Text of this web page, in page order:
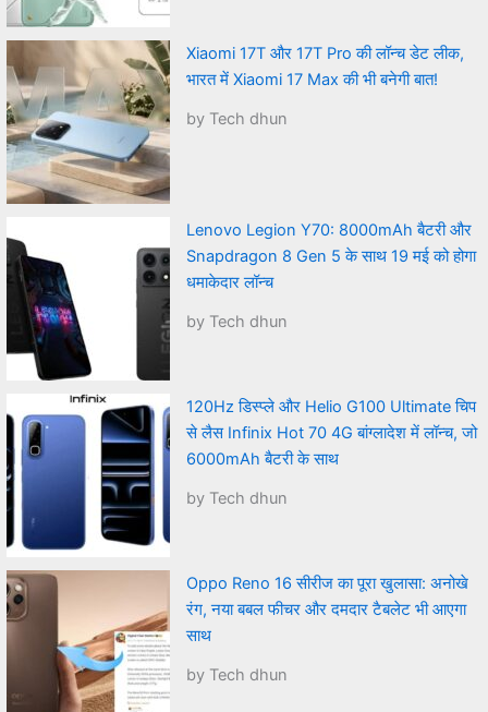
Xiaomi 17T और 17T Pro की लॉन्च डेट लीक,
भारत में Xiaomi 17 Max की भी बनेगी बात!
by Tech dhun
Lenovo Legion Y70: 8000mAh बैटरी और
Snapdragon 8 Gen 5 के साथ 19 मई को होगा
धमाकेदार लॉन्च
by Tech dhun
120Hz डिस्प्ले और Helio G100 Ultimate चिप
से लैस Infinix Hot 70 4G बांग्लादेश में लॉन्च, जो
6000mAh बैटरी के साथ
by Tech dhun
Oppo Reno 16 सीरीज का पूरा खुलासा: अनोखे
रंग, नया बबल फीचर और दमदार टैबलेट भी आएगा
साथ
by Tech dhun